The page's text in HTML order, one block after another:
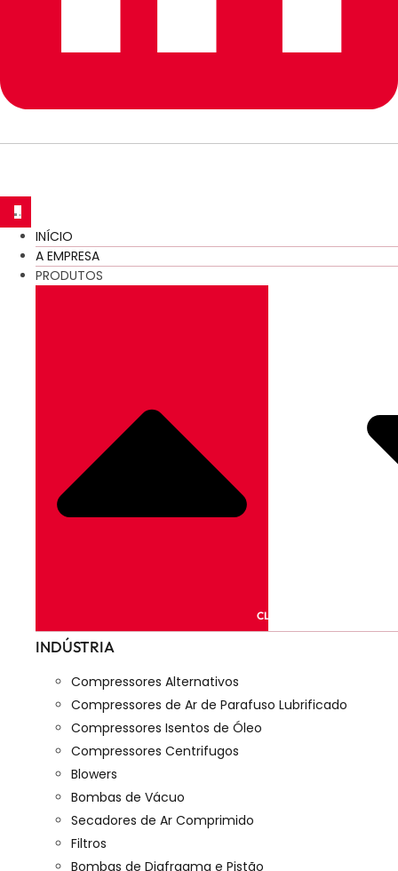
INÍCIO
A EMPRESA
PRODUTOS
CLOSE PRODUTOS
INDÚSTRIA
Compressores Alternativos
Compressores de Ar de Parafuso Lubrificado
Compressores Isentos de Óleo
Compressores Centrifugos
Blowers
Bombas de Vácuo
Secadores de Ar Comprimido
Filtros
Bombas de Diafragma e Pistão